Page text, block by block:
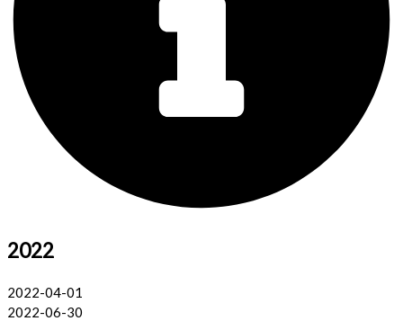
2022
2022-04-01
2022-06-30